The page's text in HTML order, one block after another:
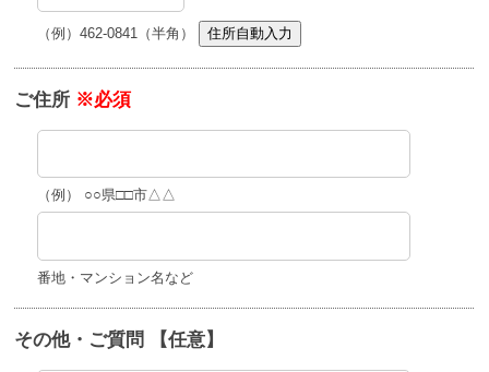
（例）462-0841（半角） 住所自動入力
ご住所 ※必須
（例） ○○県□□市△△
番地・マンション名など
その他・ご質問 【任意】